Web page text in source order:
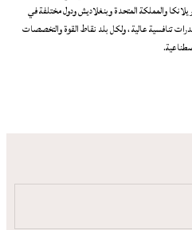
والمملكة المتحدة وبنغلاديش ودول مختلفة في
تنافسية عالية ، ولكل بلد نقاط القوة والتخصصات